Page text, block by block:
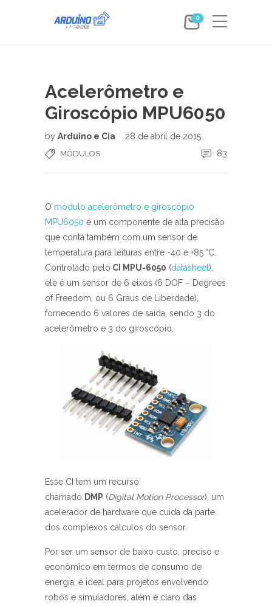
0
Acelerômetro e
Giroscópio MPU6050
by Arduino e Cia 28 de abril de 2015
MÓDULOS 83
O módulo acelerômetro e giroscópio
MPU6050 é um componente de alta precisão
que conta também com um sensor de
temperatura para leituras entre -40 e +85 °C.
Controlado pelo CI MPU-6050 (datasheet),
ele é um sensor de 6 eixos (6 DOF – Degrees
of Freedom, ou 6 Graus de Liberdade),
fornecendo 6 valores de saída, sendo 3 do
acelerômetro e 3 do giroscópio.
Esse CI tem um recurso
chamado DMP (Digital Motion Processor), um
acelerador de hardware que cuida da parte
dos complexos cálculos do sensor.
Por ser um sensor de baixo custo, preciso e
econômico em termos de consumo de
energia, é ideal para projetos envolvendo
robôs e simuladores, além é claro das